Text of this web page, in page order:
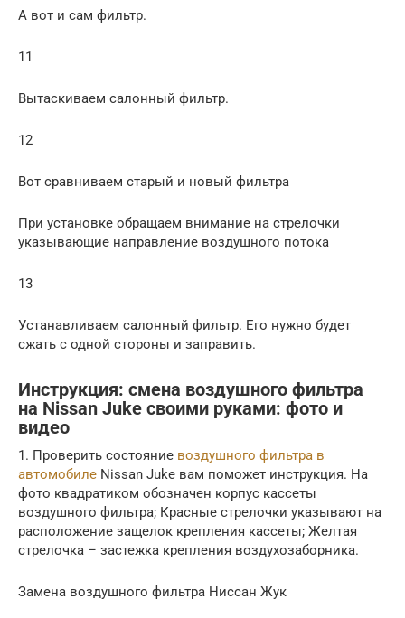
А вот и сам фильтр.
11
Вытаскиваем салонный фильтр.
12
Вот сравниваем старый и новый фильтра
При установке обращаем внимание на стрелочки
указывающие направление воздушного потока
13
Устанавливаем салонный фильтр. Его нужно будет
сжать с одной стороны и заправить.
Инструкция: смена воздушного фильтра
на Nissan Juke своими руками: фото и
видео
1. Проверить состояние воздушного фильтра в
автомобиле Nissan Juke вам поможет инструкция. На
фото квадратиком обозначен корпус кассеты
воздушного фильтра; Красные стрелочки указывают на
расположение защелок крепления кассеты; Желтая
стрелочка – застежка крепления воздухозаборника.
Замена воздушного фильтра Ниссан Жук